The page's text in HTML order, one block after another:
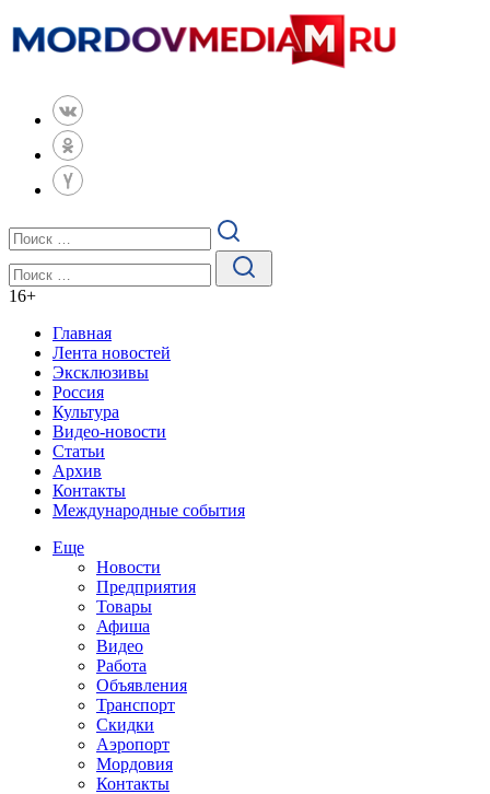
16+
Главная
Лента новостей
Эксклюзивы
Россия
Культура
Видео-новости
Статьи
Архив
Контакты
Международные события
Еще
Новости
Предприятия
Товары
Афиша
Видео
Работа
Объявления
Транспорт
Скидки
Аэропорт
Мордовия
Контакты